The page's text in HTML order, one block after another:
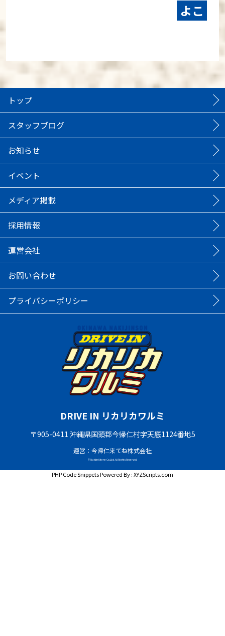
よこ
トップ
スタッフブログ
お知らせ
イベント
メディア掲載
採用情報
運営会社
お問い合わせ
プライバシーポリシー
DRIVE IN リカリカワルミ
〒905-0411 沖縄県国頭郡今帰仁村字天底1124番地5
運営：今帰仁来てね株式会社
© Nakijin Kitene Co.,Ltd. All Rights Reserved.
PHP Code SnippetsPowered By :XYZScripts.com